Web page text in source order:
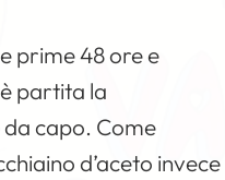
prime 48 ore e
partita la
capo. Come
d’aceto invece